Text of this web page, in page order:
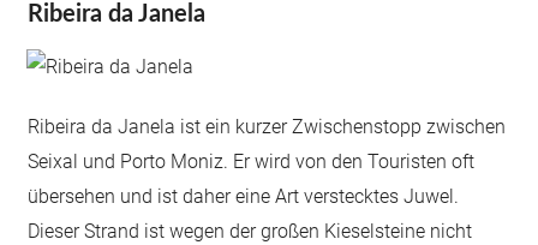
Ribeira da Janela
Ribeira da Janela ist ein kurzer Zwischenstopp zwischen
Seixal und Porto Moniz. Er wird von den Touristen oft
übersehen und ist daher eine Art verstecktes Juwel.
Dieser Strand ist wegen der großen Kieselsteine nicht